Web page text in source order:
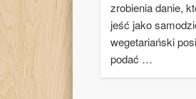
zrobienia danie,
jeść jako
wegetariański
podać …